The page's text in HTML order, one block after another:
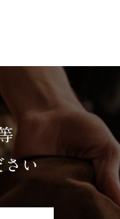
い